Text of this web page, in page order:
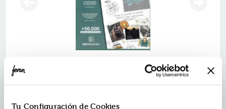
Tu Configuración de Cookies
Retoadventur edición parejas
ISBN: 9788409455782